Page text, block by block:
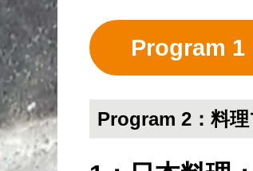
Program 1
Program 2：料